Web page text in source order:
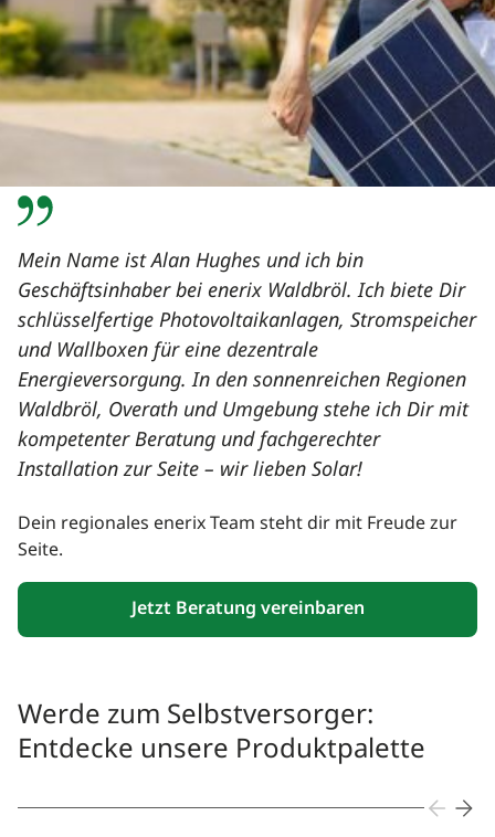
Dein Photovoltaik Experte
aus Waldbröl
Mein Name ist Alan Hughes und ich bin
Geschäftsinhaber bei enerix Waldbröl. Ich biete Dir
schlüsselfertige Photovoltaikanlagen, Stromspeicher
und Wallboxen für eine dezentrale
Energieversorgung. In den sonnenreichen Regionen
Waldbröl, Overath und Umgebung stehe ich Dir mit
kompetenter Beratung und fachgerechter
Installation zur Seite – wir lieben Solar!
Dein regionales enerix Team steht dir mit Freude zur
Seite.
Jetzt Beratung vereinbaren
Werde zum Selbstversorger:
Entdecke unsere Produktpalette